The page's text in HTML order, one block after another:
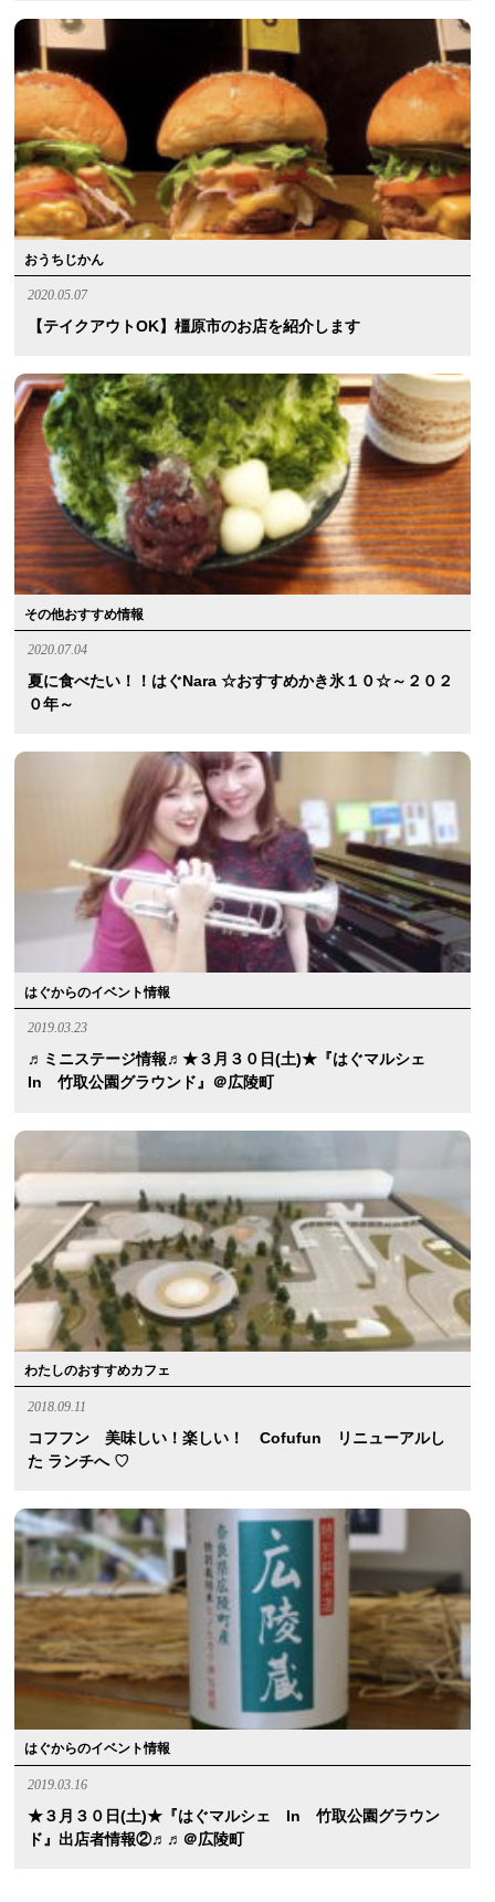
おうちじかん
2020.05.07
【テイクアウトOK】橿原市のお店を紹介します
その他おすすめ情報
2020.07.04
夏に食べたい！！はぐnara ☆おすすめかき氷１０☆～２０２
０年～
はぐからのイベント情報
2019.03.23
♬ミニステージ情報♬★３月３０日(土)★『はぐマルシェ
In 竹取公園グラウンド』＠広陵町
わたしのおすすめカフェ
2018.09.11
コフフン 美味しい！楽しい！ Cofufun リニューアルし
た ランチへ ♡
はぐからのイベント情報
2019.03.16
★３月３０日(土)★『はぐマルシェ In 竹取公園グラウン
ド』出店者情報②♬♬＠広陵町